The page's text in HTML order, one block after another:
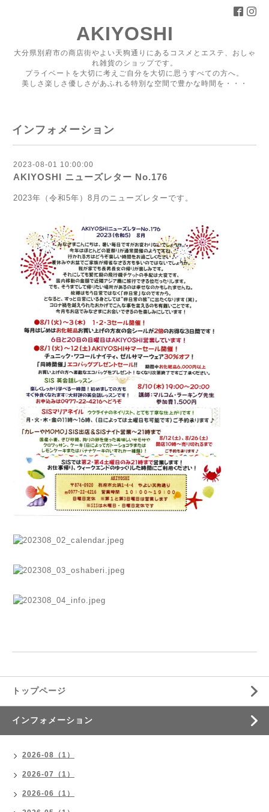
AKIYOSHI
大分県別府市の商店街やよい天狗通りにあるコスメとエステ、おしゃ
れ雑貨のショップです。
プライベートを大切に考えご自分を大切に思うすべての方へ。
美しさ楽しさ優しさがあふれる特別な空間で豊かな時間を・・・
インフォメーション
2023-08-01 10:00:00
AKIYOSHI ニューズレター No.176
2023年（令和5年）8月のニューズレターです。
トップページ
インフォメーション
2026-08（1）
2026-07（1）
2026-06（1）